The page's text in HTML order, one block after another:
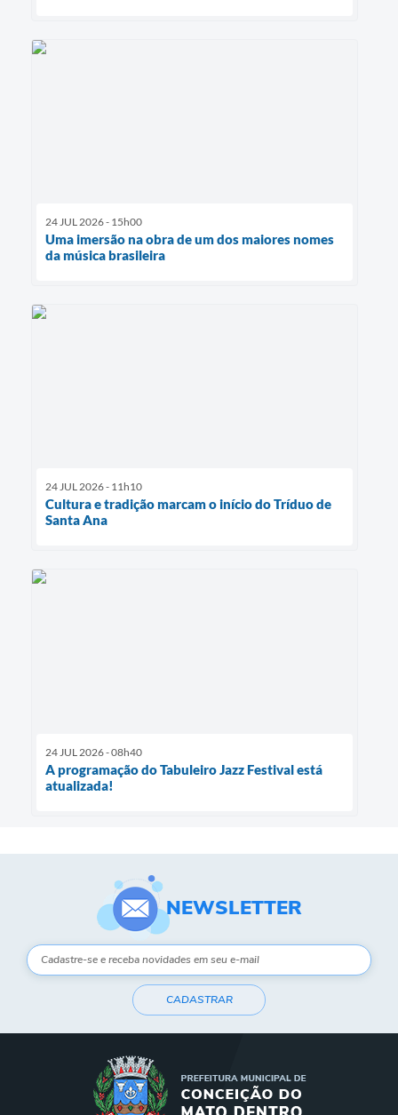
24 JUL 2026 - 15h00
Uma imersão na obra de um dos maiores nomes
da música brasileira
24 JUL 2026 - 11h10
Cultura e tradição marcam o início do Tríduo de
Santa Ana
24 JUL 2026 - 08h40
A programação do Tabuleiro Jazz Festival está
atualizada!
NEWSLETTER
CADASTRAR